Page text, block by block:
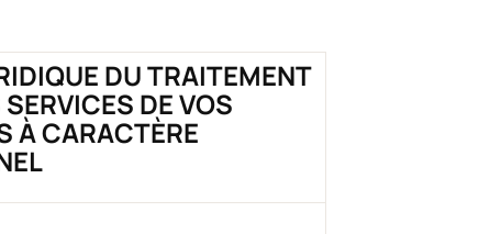
DU TRAITEMENT
DE VOS
À CARACTÈRE